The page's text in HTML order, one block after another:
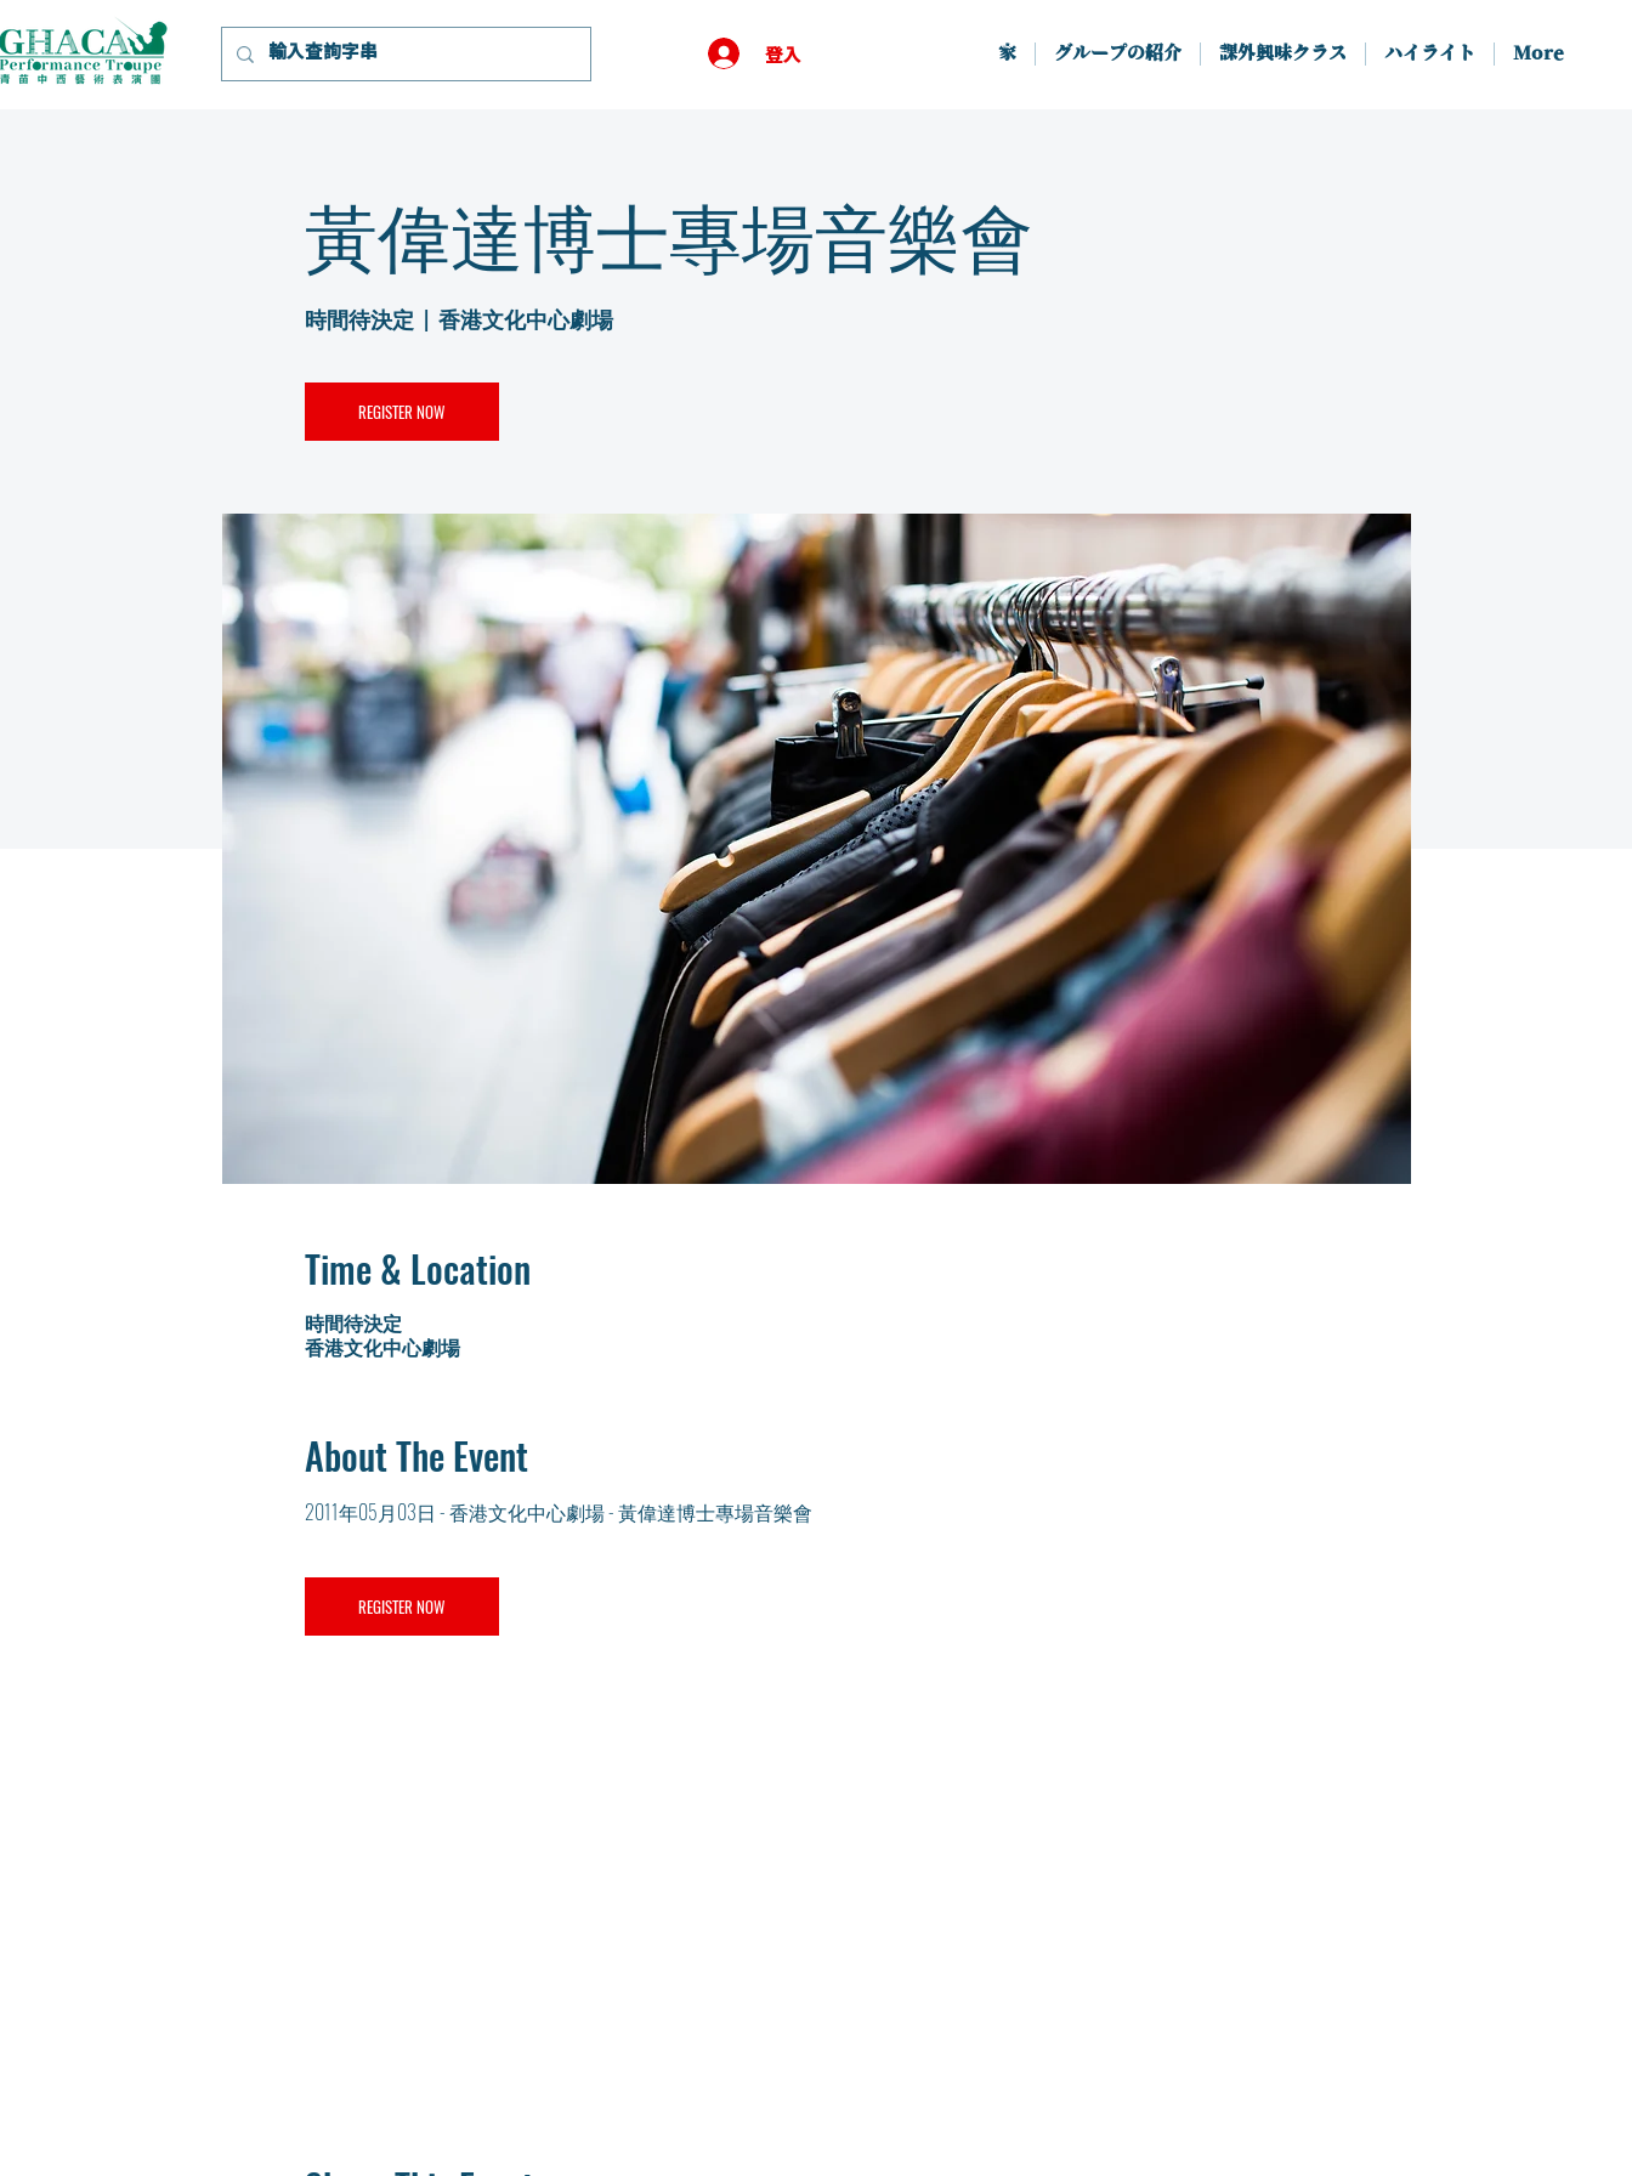
登入 家 グループの紹介 課外興味クラス ハイライト More
黃偉達博士專場音樂會
時間待決定
  |
香港文化中心劇場
REGISTER NOW
Time & Location
時間待決定
香港文化中心劇場
About The Event
2011年05月03日 - 香港文化中心劇場 - 黃偉達博士專場音樂會
REGISTER NOW